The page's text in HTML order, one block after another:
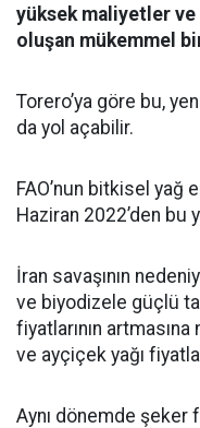
yüksek maliyetler
oluşan mükemmel bir
Torero’ya göre bu,
da yol açabilir.
FAO’nun bitkisel
Haziran 2022’den bu
İran savaşının
ve biyodizele güçlü
fiyatlarının
ve ayçiçek yağı
Aynı dönemde şeker